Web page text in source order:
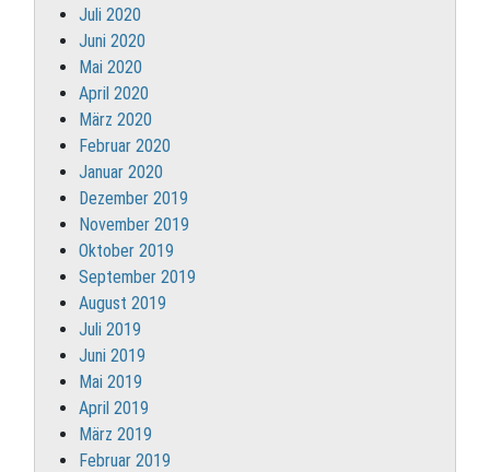
Juli 2020
Juni 2020
Mai 2020
April 2020
März 2020
Februar 2020
Januar 2020
Dezember 2019
November 2019
Oktober 2019
September 2019
August 2019
Juli 2019
Juni 2019
Mai 2019
April 2019
März 2019
Februar 2019